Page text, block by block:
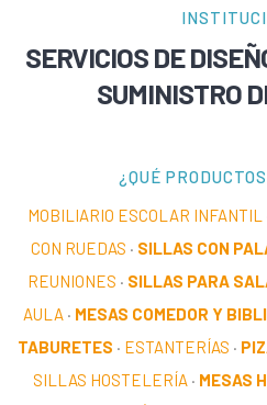
SERVICIOS DE
SUMINISTRO
¿QUÉ
MOBILIARIO ESCOLAR INFANTIL
CON RUEDAS · SILLAS CON
REUNIONES · SILLAS PARA
AULA · MESAS COMEDOR Y
TABURETES · ESTANTERÍAS ·
SILLAS HOSTELERÍA · MESAS